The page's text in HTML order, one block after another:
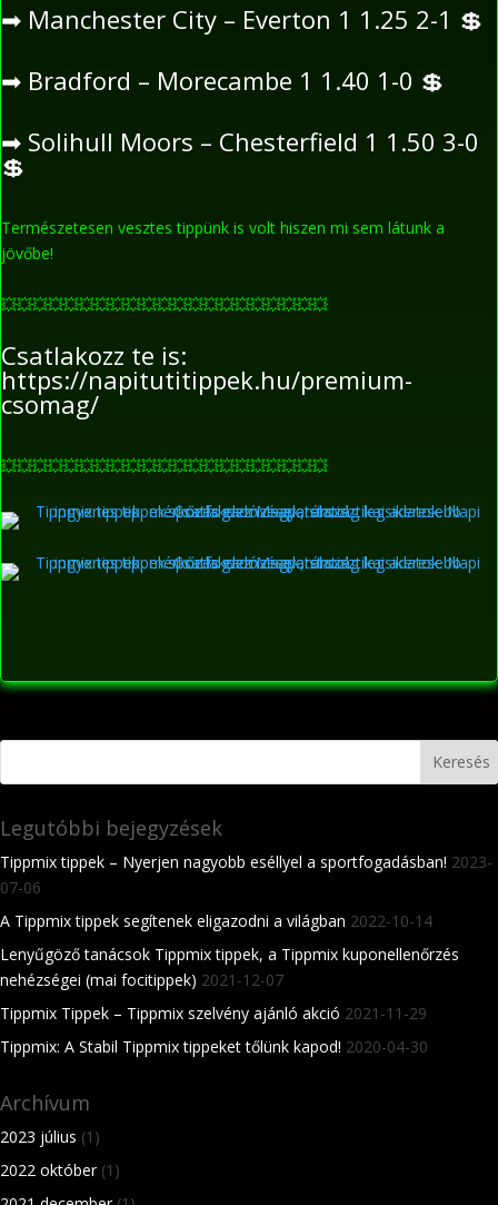
➡ Manchester City – Everton 1 1.25 2-1 💲
➡ Bradford – Morecambe 1 1.40 1-0 💲
➡ Solihull Moors – Chesterfield 1 1.50 3-0
💲
Természetesen vesztes tippünk is volt hiszen mi sem látunk a
jövőbe!
💥💥💥💥💥💥💥💥💥💥💥💥💥💥💥💥💥💥💥💥💥
Csatlakozz te is:
https://napitutitippek.hu/premium-
csomag/
💥💥💥💥💥💥💥💥💥💥💥💥💥💥💥💥💥💥💥💥💥
Legutóbbi bejegyzések
Tippmix tippek – Nyerjen nagyobb eséllyel a sportfogadásban! 2023-
07-06
A Tippmix tippek segítenek eligazodni a világban 2022-10-14
Lenyűgöző tanácsok Tippmix tippek, a Tippmix kuponellenőrzés
nehézségei (mai focitippek) 2021-12-07
Tippmix Tippek – Tippmix szelvény ajánló akció 2021-11-29
Tippmix: A Stabil Tippmix tippeket tőlünk kapod! 2020-04-30
Archívum
2023 július (1)
2022 október(1)